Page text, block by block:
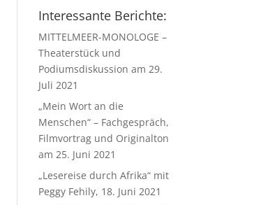
Interessante Berichte:
MITTELMEER-MONOLOGE –
Theaterstück und
Podiumsdiskussion am 29.
Juli 2021
„Mein Wort an die
Menschen“ – Fachgespräch,
Filmvortrag und Originalton
am 25. Juni 2021
„Lesereise durch Afrika“ mit
Peggy Fehily, 18. Juni 2021